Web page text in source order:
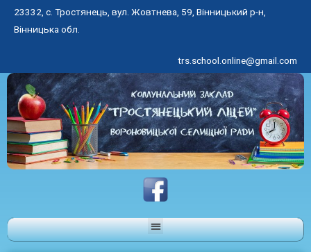
23332, с. Тростянець, вул. Жовтнева, 59, Вінницький р-н,
Вінницька обл.
trs.school.online@gmail.com